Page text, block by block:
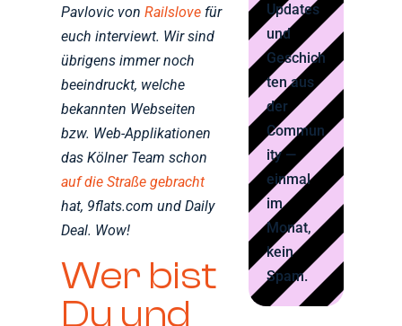
Pavlovic vonRailslove für
euch interviewt. Wir sind
übrigens immer noch
beeindruckt, welche
bekannten Webseiten
bzw. Web-Applikationen
das Kölner Team schon
auf die Straße gebracht
hat, 9flats.com und Daily
Deal. Wow!
Wer bist
Du und
Updates
und
Geschich
ten aus
der
Commun
ity —
einmal
im
Monat,
kein
Spam.